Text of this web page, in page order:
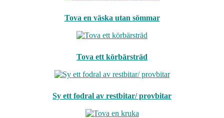
Tova en väska utan sömmar
Tova ett körbärsträd
Sy ett fodral av restbitar/ provbitar